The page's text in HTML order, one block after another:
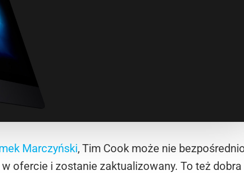
Marczyński, Tim Cook może nie
ofercie i zostanie zaktualizowany. To też dobra